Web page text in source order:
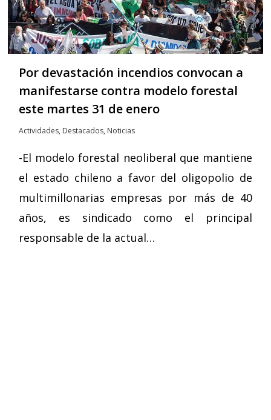
Por devastación incendios convocan a
manifestarse contra modelo forestal
este martes 31 de enero
Actividades, Destacados, Noticias
-El modelo forestal neoliberal que mantiene
el estado chileno a favor del oligopolio de
multimillonarias empresas por más de 40
años, es sindicado como el principal
responsable de la actual…